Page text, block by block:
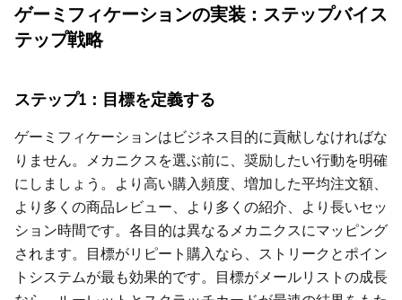
ゲーミフィケーションの実装：ステップバイス
テップ戦略
ステップ1：目標を定義する
ゲーミフィケーションはビジネス目的に貢献しなければな
りません。メカニクスを選ぶ前に、奨励したい行動を明確
にしましょう。より高い購入頻度、増加した平均注文額、
より多くの商品レビュー、より多くの紹介、より長いセッ
ション時間です。各目的は異なるメカニクスにマッピング
されます。目標がリピート購入なら、ストリークとポイン
トシステムが最も効果的です。目標がメールリストの成長